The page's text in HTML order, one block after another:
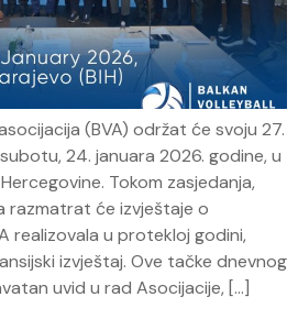
(BVA) održat će svoju 27.
24. januara 2026. godine, u
Tokom zasjedanja,
razmatrat će izvještaje o
realizovala u protekloj godini,
izvještaj. Ove tačke dnevnog
uvid u rad Asocijacije, […]